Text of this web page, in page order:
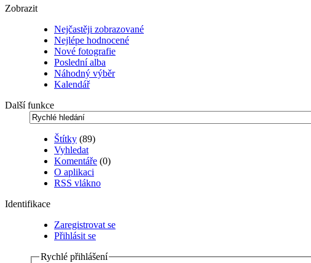
Zobrazit
Nejčastěji zobrazované
Nejlépe hodnocené
Nové fotografie
Poslední alba
Náhodný výběr
Kalendář
Další funkce
Štítky (89)
Vyhledat
Komentáře (0)
O aplikaci
RSS vlákno
Identifikace
Zaregistrovat se
Přihlásit se
Rychlé přihlášení